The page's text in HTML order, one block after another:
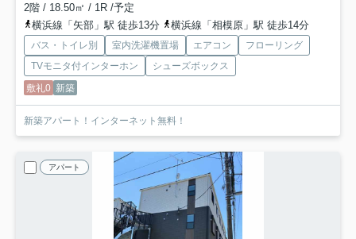
2階 / 18.50㎡ / 1R /予定
横浜線「矢部」駅 徒歩13分
横浜線「相模原」駅 徒歩14分
バス・トイレ別 室内洗濯機置場 エアコン
フローリング
TVモニタ付インターホン
シューズボックス
敷礼0 新築
新築アパート！インターネット無料！
アパート